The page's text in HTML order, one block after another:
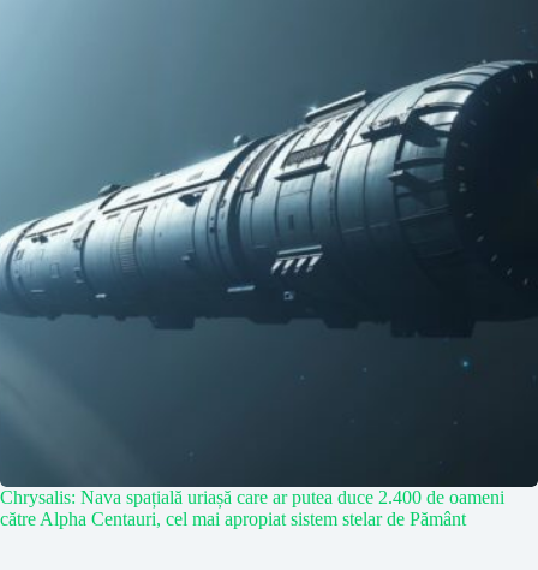
Chrysalis: Nava spațială uriașă care ar putea duce 2.400 de oameni
către Alpha Centauri, cel mai apropiat sistem stelar de Pământ